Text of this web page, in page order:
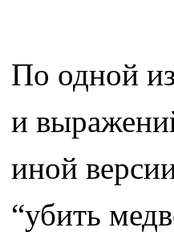
По одной
и
иной
“убить